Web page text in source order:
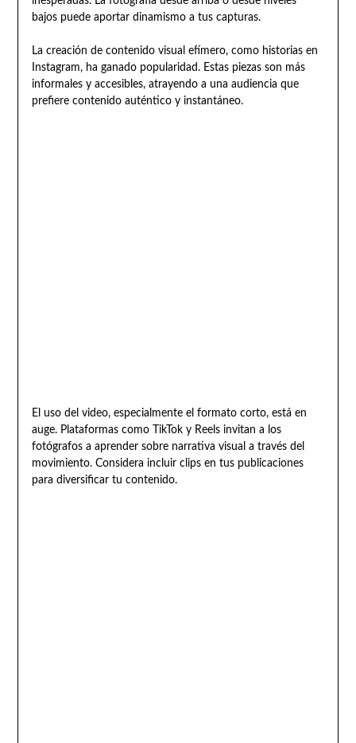
bajos puede aportar dinamismo a tus capturas.
La creación de contenido visual efímero, como historias en
Instagram, ha ganado popularidad. Estas piezas son más
informales y accesibles, atrayendo a una audiencia que
prefiere contenido auténtico y instantáneo.
El uso del video, especialmente el formato corto, está en
auge. Plataformas como TikTok y Reels invitan a los
fotógrafos a aprender sobre narrativa visual a través del
movimiento. Considera incluir clips en tus publicaciones
para diversificar tu contenido.